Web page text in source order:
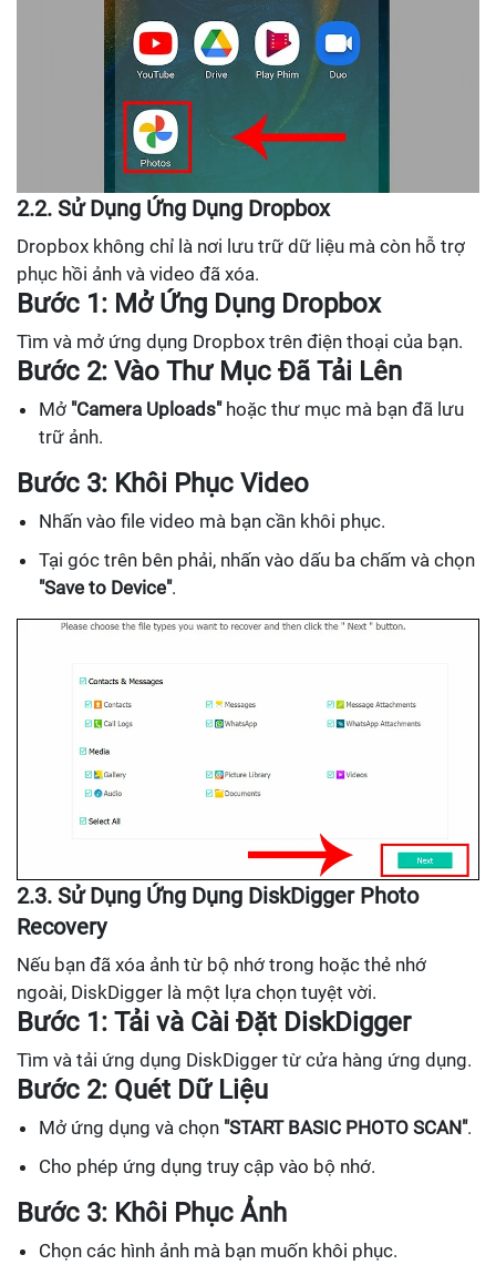
2.2. Sử Dụng Ứng Dụng Dropbox
Dropbox không chỉ là nơi lưu trữ dữ liệu mà còn hỗ trợ
phục hồi ảnh và video đã xóa.
Bước 1: Mở Ứng Dụng Dropbox
Tìm và mở ứng dụng Dropbox trên điện thoại của bạn.
Bước 2: Vào Thư Mục Đã Tải Lên
Mở "Camera Uploads"hoặc thư mục mà bạn đã lưu
trữ ảnh.
Bước 3: Khôi Phục Video
Nhấn vào file video mà bạn cần khôi phục.
Tại góc trên bên phải, nhấn vào dấu ba chấm và chọn
"Save to Device".
2.3. Sử Dụng Ứng Dụng DiskDigger Photo
Recovery
Nếu bạn đã xóa ảnh từ bộ nhớ trong hoặc thẻ nhớ
ngoài, DiskDigger là một lựa chọn tuyệt vời.
Bước 1: Tải và Cài Đặt DiskDigger
Tìm và tải ứng dụng DiskDigger từ cửa hàng ứng dụng.
Bước 2: Quét Dữ Liệu
Mở ứng dụng và chọn "START BASIC PHOTO SCAN".
Cho phép ứng dụng truy cập vào bộ nhớ.
Bước 3: Khôi Phục Ảnh
Chọn các hình ảnh mà bạn muốn khôi phục.